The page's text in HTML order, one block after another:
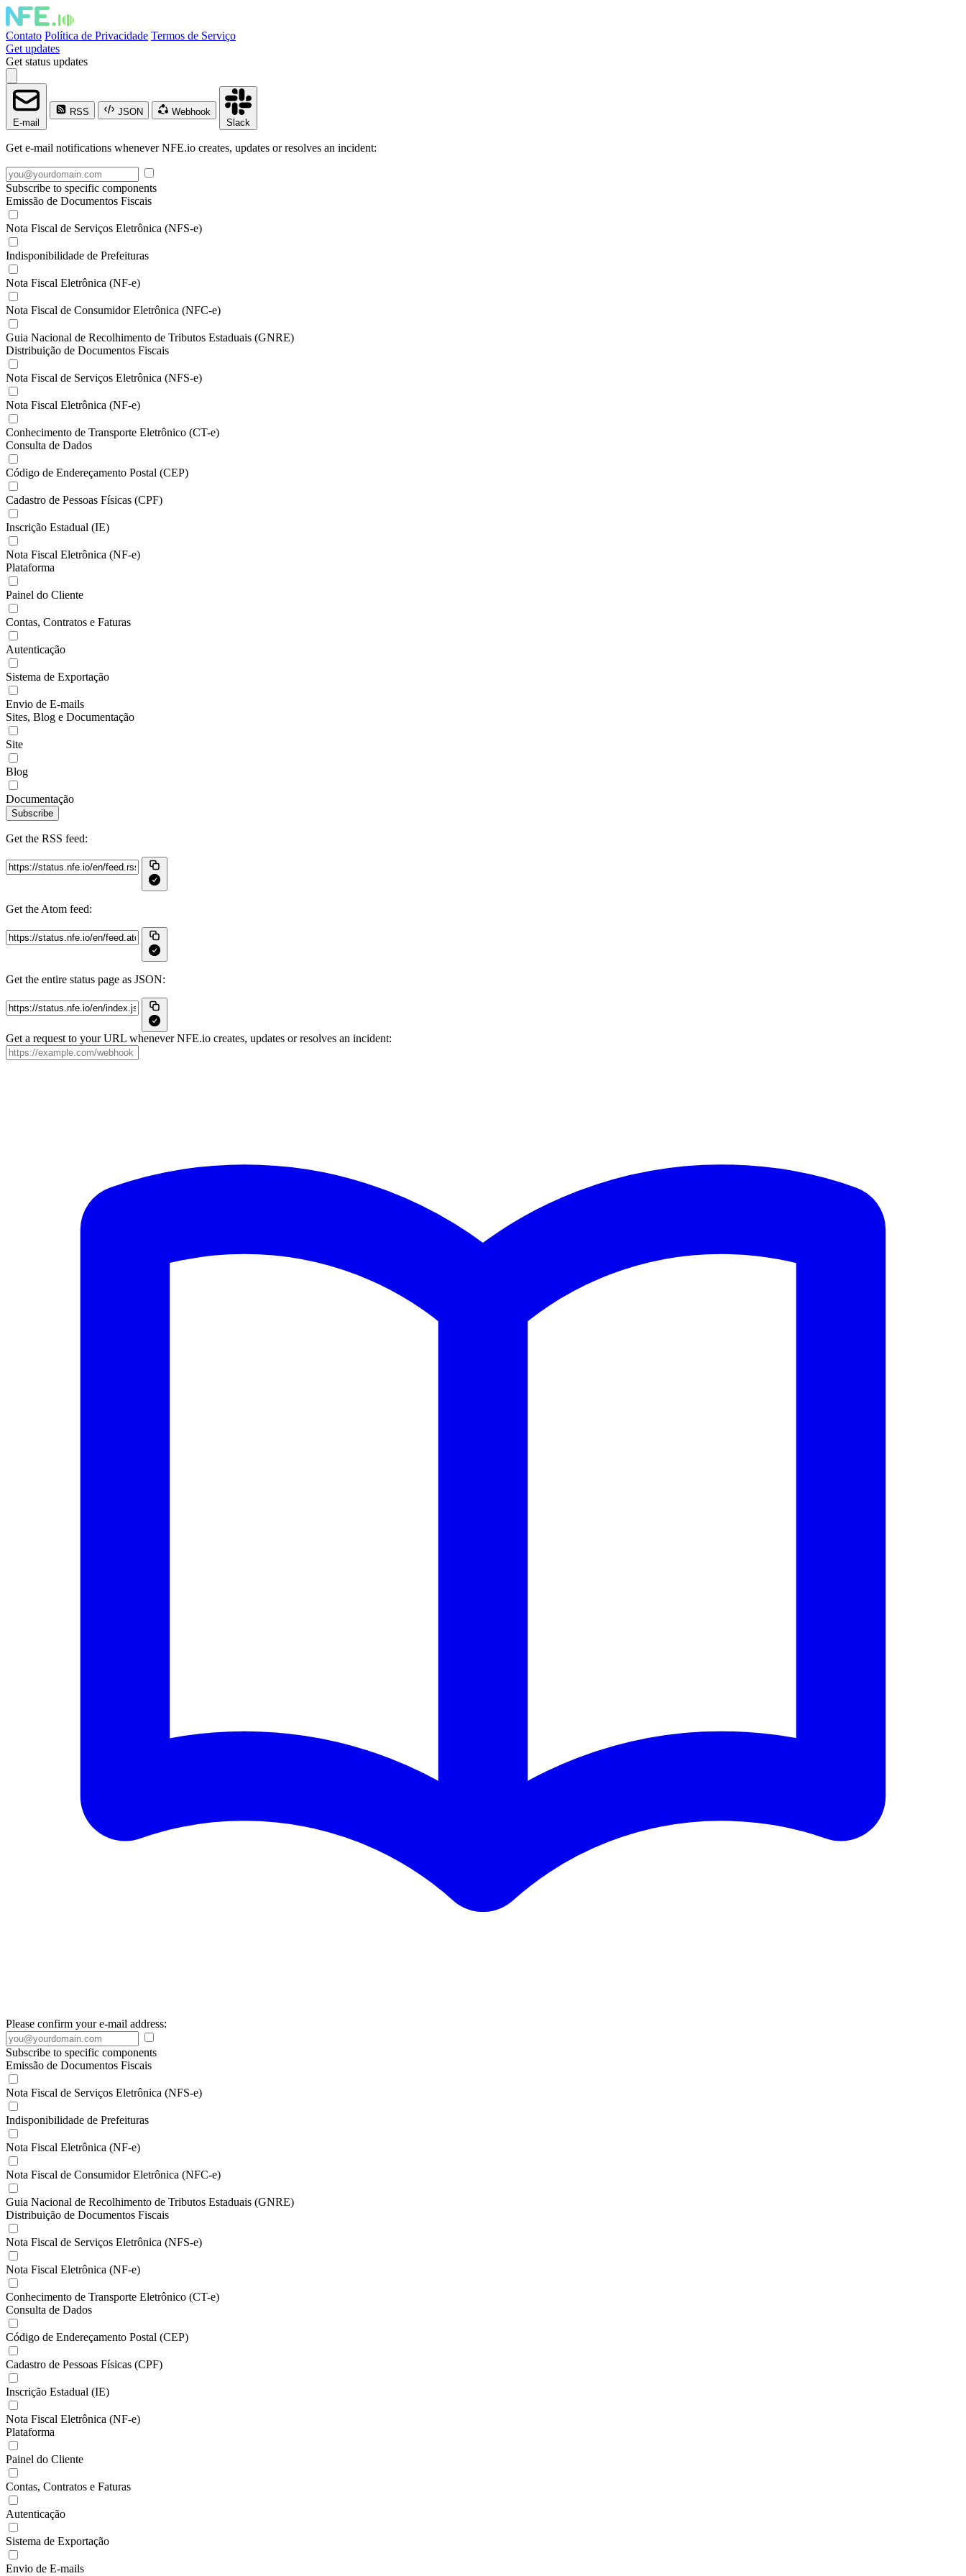
Contato Política de Privacidade Termos de Serviço
Get updates
Get status updates
E-mail
RSS JSON
Webhook
Slack
Get e-mail notifications whenever NFE.io creates, updates or resolves an incident:
Subscribe to specific components
Emissão de Documentos Fiscais
Nota Fiscal de Serviços Eletrônica (NFS-e)
Indisponibilidade de Prefeituras
Nota Fiscal Eletrônica (NF-e)
Nota Fiscal de Consumidor Eletrônica (NFC-e)
Guia Nacional de Recolhimento de Tributos Estaduais (GNRE)
Distribuição de Documentos Fiscais
Nota Fiscal de Serviços Eletrônica (NFS-e)
Nota Fiscal Eletrônica (NF-e)
Conhecimento de Transporte Eletrônico (CT-e)
Consulta de Dados
Código de Endereçamento Postal (CEP)
Cadastro de Pessoas Físicas (CPF)
Inscrição Estadual (IE)
Nota Fiscal Eletrônica (NF-e)
Plataforma
Painel do Cliente
Contas, Contratos e Faturas
Autenticação
Sistema de Exportação
Envio de E-mails
Sites, Blog e Documentação
Site
Blog
Documentação
Subscribe
Get the RSS feed:
Get the Atom feed:
Get the entire status page as JSON:
Get a request to your URL whenever NFE.io creates, updates or resolves an incident:
Please confirm your e-mail address:
Subscribe to specific components
Emissão de Documentos Fiscais
Nota Fiscal de Serviços Eletrônica (NFS-e)
Indisponibilidade de Prefeituras
Nota Fiscal Eletrônica (NF-e)
Nota Fiscal de Consumidor Eletrônica (NFC-e)
Guia Nacional de Recolhimento de Tributos Estaduais (GNRE)
Distribuição de Documentos Fiscais
Nota Fiscal de Serviços Eletrônica (NFS-e)
Nota Fiscal Eletrônica (NF-e)
Conhecimento de Transporte Eletrônico (CT-e)
Consulta de Dados
Código de Endereçamento Postal (CEP)
Cadastro de Pessoas Físicas (CPF)
Inscrição Estadual (IE)
Nota Fiscal Eletrônica (NF-e)
Plataforma
Painel do Cliente
Contas, Contratos e Faturas
Autenticação
Sistema de Exportação
Envio de E-mails